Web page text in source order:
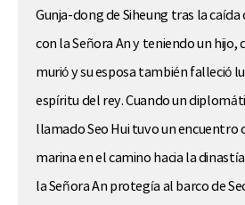
Gunja-dong de Siheung tras la caída
con la Señora An y teniendo un hijo,
murió y su esposa también falleció
espíritu del rey. Cuando un
llamado Seo Hui tuvo un encuentro
marina en el camino hacia la
la Señora An protegía al barco de